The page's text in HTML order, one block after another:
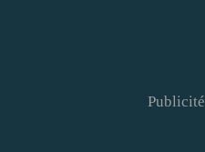
Publicité